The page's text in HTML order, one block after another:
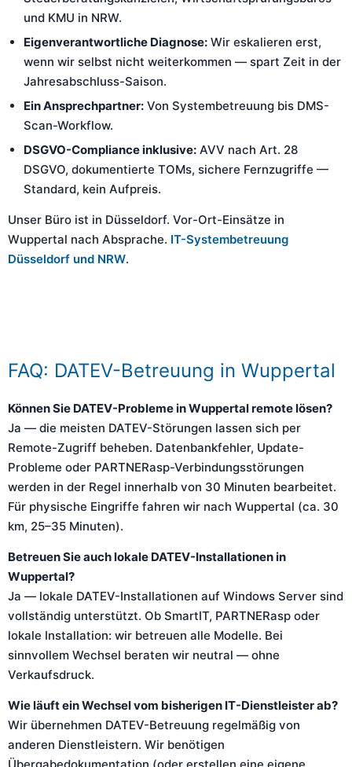
und KMU in NRW.
Eigenverantwortliche Diagnose: Wir eskalieren erst,
wenn wir selbst nicht weiterkommen — spart Zeit in der
Jahresabschluss-Saison.
Ein Ansprechpartner: Von Systembetreuung bis DMS-
Scan-Workflow.
DSGVO-Compliance inklusive: AVV nach Art. 28
DSGVO, dokumentierte TOMs, sichere Fernzugriffe —
Standard, kein Aufpreis.
Unser Büro ist in Düsseldorf. Vor-Ort-Einsätze in
Wuppertal nach Absprache. IT-Systembetreuung
Düsseldorf und NRW.
FAQ: DATEV-Betreuung in Wuppertal
Können Sie DATEV-Probleme in Wuppertal remote lösen?
Ja — die meisten DATEV-Störungen lassen sich per
Remote-Zugriff beheben. Datenbankfehler, Update-
Probleme oder PARTNERasp-Verbindungsstörungen
werden in der Regel innerhalb von 30 Minuten bearbeitet.
Für physische Eingriffe fahren wir nach Wuppertal (ca. 30
km, 25–35 Minuten).
Betreuen Sie auch lokale DATEV-Installationen in
Wuppertal?
Ja — lokale DATEV-Installationen auf Windows Server sind
vollständig unterstützt. Ob SmartIT, PARTNERasp oder
lokale Installation: wir betreuen alle Modelle. Bei
sinnvollem Wechsel beraten wir neutral — ohne
Verkaufsdruck.
Wie läuft ein Wechsel vom bisherigen IT-Dienstleister ab?
Wir übernehmen DATEV-Betreuung regelmäßig von
anderen Dienstleistern. Wir benötigen